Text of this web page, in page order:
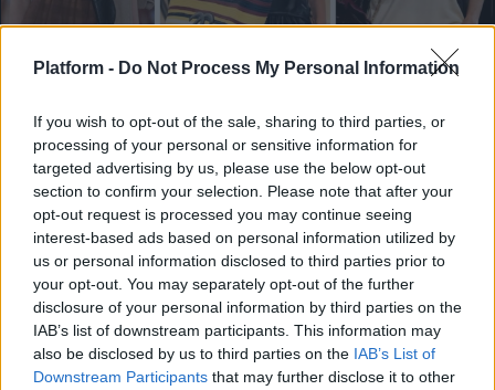
Platform - Do Not Process My Personal Information
If you wish to opt-out of the sale, sharing to third parties, or
processing of your personal or sensitive information for
targeted advertising by us, please use the below opt-out
section to confirm your selection. Please note that after your
opt-out request is processed you may continue seeing
interest-based ads based on personal information utilized by
us or personal information disclosed to third parties prior to
your opt-out. You may separately opt-out of the further
disclosure of your personal information by third parties on the
IAB’s list of downstream participants. This information may
also be disclosed by us to third parties on the IAB’s List of
Downstream Participants that may further disclose it to other
FASHION TRENDS
4 + 1 τάσεις που έχω βάλει στο fashion radar
μου και προτείνω να υιοθετήσεις
Fashion: όλα για τη μόδα από το allyou.gr